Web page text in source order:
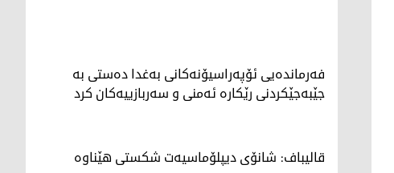
فەرماندەیی ئۆپەراسیۆنەکانی بەغدا دەستی بە
جێبەجێکردنی رێکارە ئەمنی و سەربازییەکان کرد
قالیباف: شانۆی دیپلۆماسیەت شکستی هێناوە